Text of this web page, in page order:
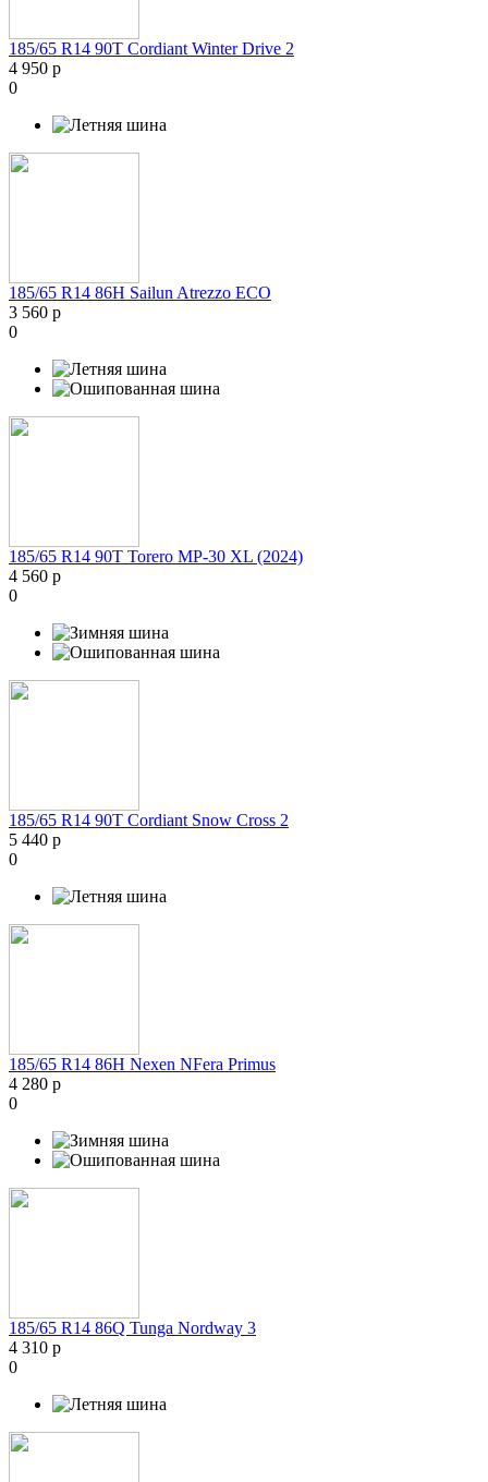
185/65 R14 90T Cordiant Winter Drive 2
4 950 р
0
185/65 R14 86H Sailun Atrezzo ECO
3 560 р
0
185/65 R14 90T Torero MP-30 XL (2024)
4 560 р
0
185/65 R14 90T Cordiant Snow Cross 2
5 440 р
0
185/65 R14 86H Nexen NFera Primus
4 280 р
0
185/65 R14 86Q Tunga Nordway 3
4 310 р
0